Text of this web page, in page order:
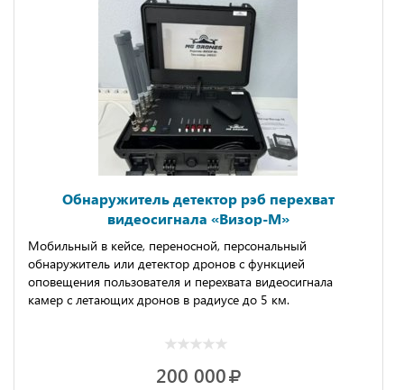
Обнаружитель детектор рэб перехват
видеосигнала «Визор-М»
Мобильный в кейсе, переносной, персональный
обнаружитель или детектор дронов с функцией
оповещения пользователя и перехвата видеосигнала
камер с летающих дронов в радиусе до 5 км.
200 000